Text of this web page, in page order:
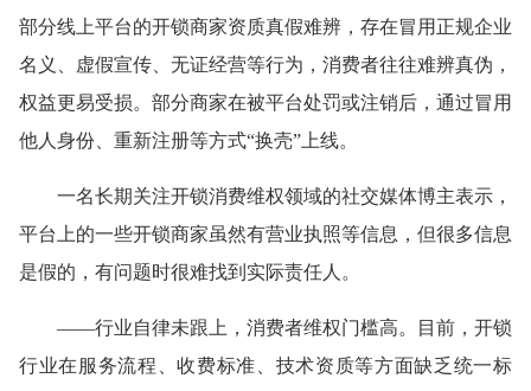
部分线上平台的开锁商家资质真假难辨，存在冒用正规企业
名义、虚假宣传、无证经营等行为，消费者往往难辨真伪，
权益更易受损。部分商家在被平台处罚或注销后，通过冒用
他人身份、重新注册等方式“换壳”上线。
一名长期关注开锁消费维权领域的社交媒体博主表示，
平台上的一些开锁商家虽然有营业执照等信息，但很多信息
是假的，有问题时很难找到实际责任人。
——行业自律未跟上，消费者维权门槛高。目前，开锁
行业在服务流程、收费标准、技术资质等方面缺乏统一标